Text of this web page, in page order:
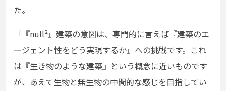
た。
「『null²』建築の意図は、専門的に言えば『建築のエ
ージェント性をどう実現するか』への挑戦です。これ
は『生き物のような建築』という概念に近いものです
が、あえて生物と無生物の中間的な感じを目指してい